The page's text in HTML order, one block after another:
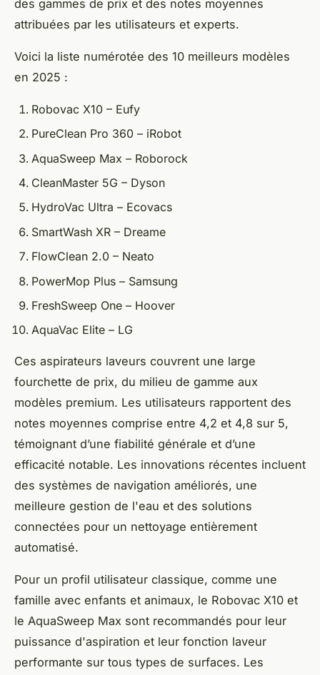
des gammes de prix et des notes moyennes
attribuées par les utilisateurs et experts.
Voici la liste numérotée des 10 meilleurs modèles
en 2025 :
Robovac X10 – Eufy
PureClean Pro 360 – iRobot
AquaSweep Max – Roborock
CleanMaster 5G – Dyson
HydroVac Ultra – Ecovacs
SmartWash XR – Dreame
FlowClean 2.0 – Neato
PowerMop Plus – Samsung
FreshSweep One – Hoover
AquaVac Elite – LG
Ces aspirateurs laveurs couvrent une large
fourchette de prix, du milieu de gamme aux
modèles premium. Les utilisateurs rapportent des
notes moyennes comprise entre 4,2 et 4,8 sur 5,
témoignant d’une fiabilité générale et d’une
efficacité notable. Les innovations récentes incluent
des systèmes de navigation améliorés, une
meilleure gestion de l'eau et des solutions
connectées pour un nettoyage entièrement
automatisé.
Pour un profil utilisateur classique, comme une
famille avec enfants et animaux, le Robovac X10 et
le AquaSweep Max sont recommandés pour leur
puissance d'aspiration et leur fonction laveur
performante sur tous types de surfaces. Les